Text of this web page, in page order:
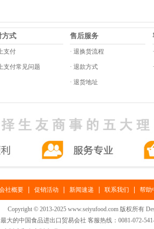
方式
支付
支付常见问题
售后服务
· 退换货流程
· 退款方式
· 退货地址
社概要 促销活动 新闻速递 联系我们 帮助
Copyright © 2013-2025 www.seiyufood.com 版权所有
大的中国食品进出口贸易会社 客服热线：0081-072-